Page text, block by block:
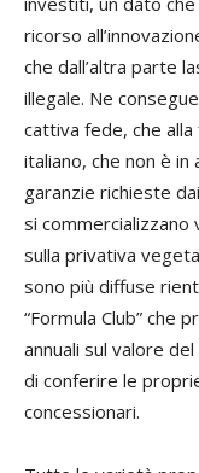
ricorso
che dall’altra parte
illegale. Ne
cattiva fede, che
italiano, che non è in
garanzie richieste
si
sulla privativa
sono più diffuse
“Formula Club” che
annuali sul valore
di conferire le
concessionari.